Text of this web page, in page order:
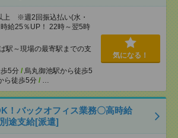
上 ※週2回振込払い(水・
給25％UP！ 22時～翌5時
駅～現場の最寄駅までの支
5分 / 烏丸御池駅から徒歩5
ら徒歩5分 / …
気になる！
！バックオフィス業務〇高時給
途支給[派遣]